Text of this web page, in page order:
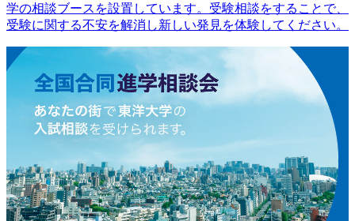
学の相談ブースを設置しています。受験相談をすることで、
受験に関する不安を解消し新しい発見を体験してください。